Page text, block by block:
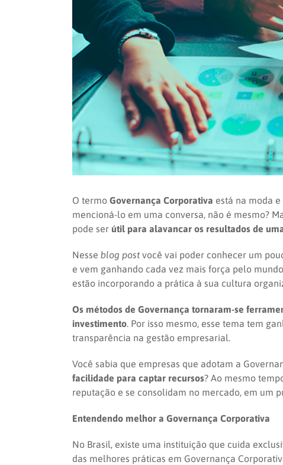
O termo Governança Corporativa está na moda
mencioná-lo em uma conversa, não é mesmo?
pode ser útil para alavancar os resultados de
Nesse blog post você vai poder conhecer um
e vem ganhando cada vez mais força pelo
estão incorporando a prática à sua cultura
Os métodos de Governança tornaram-se
investimento. Por isso mesmo, esse tema tem
transparência na gestão empresarial.
Você sabia que empresas que adotam a
facilidade para captar recursos? Ao mesmo
reputação e se consolidam no mercado, em um
Entendendo melhor a Governança Corporativa
No Brasil, existe uma instituição que cuida
das melhores práticas em Governança